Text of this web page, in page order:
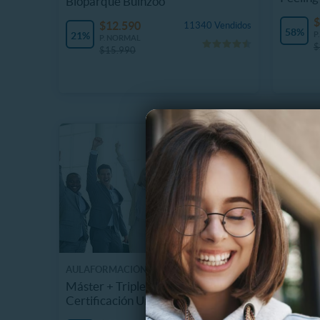
21%
11340 Vendidos
$12.590 58%
AULAFORMACIÓN BUSINESS SCHOOL
Máster + Triple Titulación y
Certificación Universitaria
CHUCK
Tarjeta
Chuck